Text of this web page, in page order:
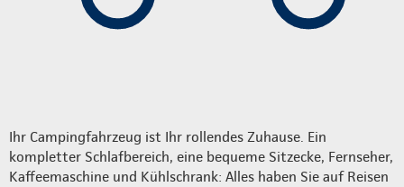
Ihr Campingfahrzeug ist Ihr rollendes Zuhause. Ein
kompletter Schlafbereich, eine bequeme Sitzecke, Fernseher,
Kaffeemaschine und Kühlschrank: Alles haben Sie auf Reisen